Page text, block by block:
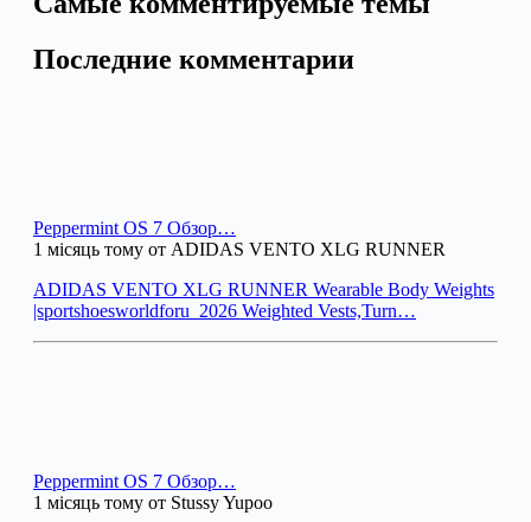
Последние комментарии
Peppermint OS 7 Обзор…
1 місяць тому от ADIDAS VENTO XLG RUNNER
ADIDAS VENTO XLG RUNNER Wearable Body Weights
|sportshoesworldforu_2026 Weighted Vests,Turn…
Peppermint OS 7 Обзор…
1 місяць тому от Stussy Yupoo